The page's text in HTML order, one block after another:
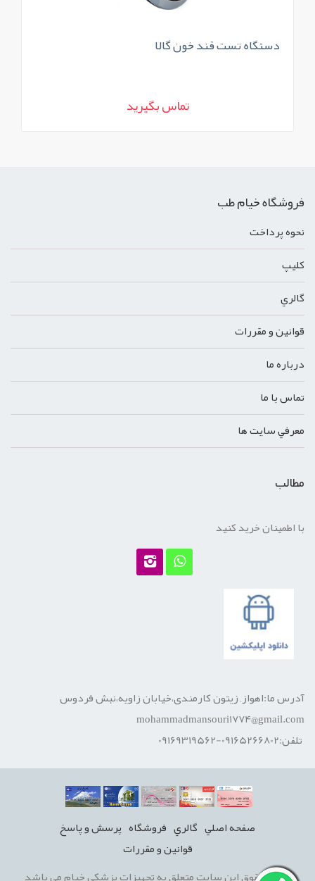
دستگاه تست قند خون گالا
تماس بگیرید
فروشگاه خیام طب
نحوه پرداخت
کليپ
گالري
قوانين و مقررات
درباره ما
تماس با ما
معرفي سايت ها
مطالب
با اطمینان خرید کنید
آدرس ما:اهواز, زیتون کارمندی،خیابان زاویه،نبش فردوس
mohammadmansouri1774@gmail.com
تلفن:09165266802-09169319562
صفحه اصلي گالري فروشگاه پرسش و پاسخ
قوانين و مقررات
تمامی حقوق این سایت متعلق به تجهیزات پزشکی خیام می باشد